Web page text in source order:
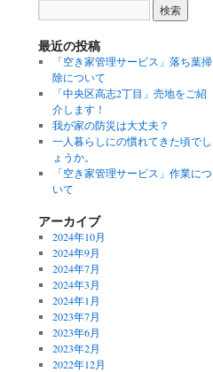
最近の投稿
「空き家管理サービス」落ち葉掃
除について
「中央区高志2丁目」売地をご紹
介します！
我が家の防災は大丈夫？
一人暮らしにの慣れてきた頃でし
ょうか。
「空き家管理サービス」作業につ
いて
アーカイブ
2024年10月
2024年9月
2024年7月
2024年3月
2024年1月
2023年7月
2023年6月
2023年2月
2022年12月